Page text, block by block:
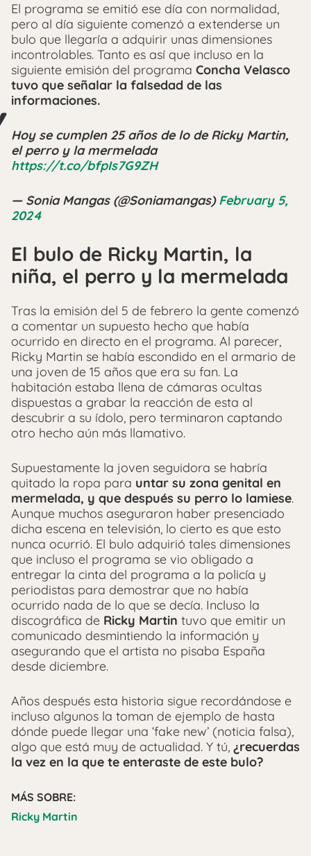
El programa se emitió ese día con normalidad,
pero al día siguiente comenzó a extenderse un
bulo que llegaría a adquirir unas dimensiones
incontrolables. Tanto es así que incluso en la
siguiente emisión del programa Concha Velasco
tuvo que señalar la falsedad de las
informaciones.
Hoy se cumplen 25 años de lo de Ricky Martin,
el perro y la mermelada
https://t.co/bfpIs7G9ZH
— Sonia Mangas (@Soniamangas)February 5,
2024
El bulo de Ricky Martin, la
niña, el perro y la mermelada
Tras la emisión del 5 de febrero la gente comenzó
a comentar un supuesto hecho que había
ocurrido en directo en el programa. Al parecer,
Ricky Martin se había escondido en el armario de
una joven de 15 años que era su fan. La
habitación estaba llena de cámaras ocultas
dispuestas a grabar la reacción de esta al
descubrir a su ídolo, pero terminaron captando
otro hecho aún más llamativo.
Supuestamente la joven seguidora se habría
quitado la ropa para untar su zona genital en
mermelada, y que después su perro lo lamiese.
Aunque muchos aseguraron haber presenciado
dicha escena en televisión, lo cierto es que esto
nunca ocurrió. El bulo adquirió tales dimensiones
que incluso el programa se vio obligado a
entregar la cinta del programa a la policía y
periodistas para demostrar que no había
ocurrido nada de lo que se decía. Incluso la
discográfica de Ricky Martin tuvo que emitir un
comunicado desmintiendo la información y
asegurando que el artista no pisaba España
desde diciembre.
Años después esta historia sigue recordándose e
incluso algunos la toman de ejemplo de hasta
dónde puede llegar una ‘fake new’ (noticia falsa),
algo que está muy de actualidad. Y tú, ¿recuerdas
la vez en la que te enteraste de este bulo?
MÁS SOBRE:
Ricky Martin